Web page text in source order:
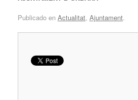
Publicado en Actualitat, Ajuntament.